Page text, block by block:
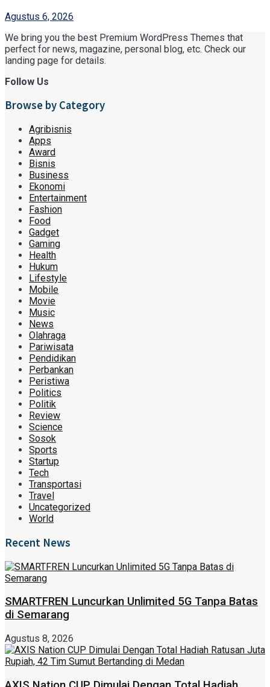
Agustus 6, 2026
We bring you the best Premium WordPress Themes that
perfect for news, magazine, personal blog, etc. Check our
landing page for details.
Follow Us
Browse by Category
Agribisnis
Apps
Award
Bisnis
Business
Ekonomi
Entertainment
Fashion
Food
Gadget
Gaming
Health
Hukum
Lifestyle
Mobile
Movie
Music
News
Olahraga
Pariwisata
Pendidikan
Perbankan
Peristiwa
Politics
Politik
Review
Science
Sosok
Sports
Startup
Tech
Transportasi
Travel
Uncategorized
World
Recent News
SMARTFREN Luncurkan Unlimited 5G Tanpa Batas
di Semarang
Agustus 8, 2026